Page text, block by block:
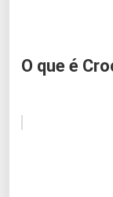
O que é